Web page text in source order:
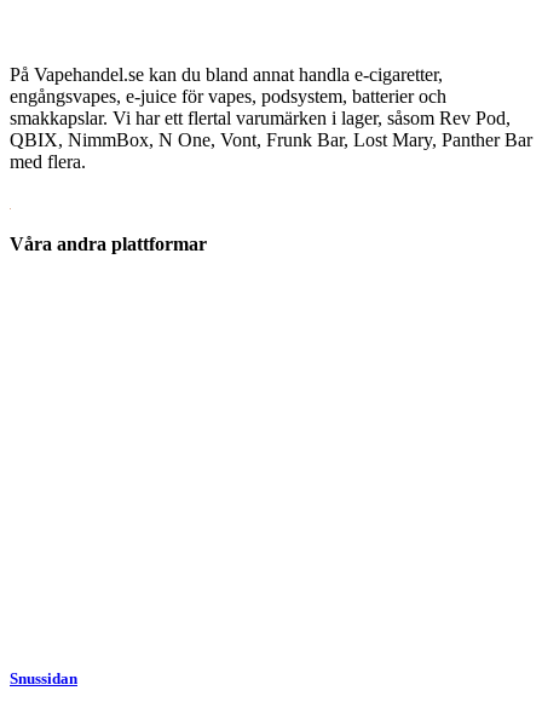
På Vapehandel.se kan du bland annat handla e-cigaretter,
engångsvapes, e-juice för vapes, podsystem, batterier och
smakkapslar. Vi har ett flertal varumärken i lager, såsom Rev Pod,
QBIX, NimmBox, N One, Vont, Frunk Bar, Lost Mary, Panther Bar
med flera.
Våra andra plattformar
Snussidan